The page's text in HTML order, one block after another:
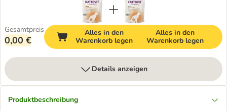
Gesamtpreis
0,00 €
Alles in den
Warenkorb legen
Alles in den
Warenkorb legen
Details anzeigen
Produktbeschreibung